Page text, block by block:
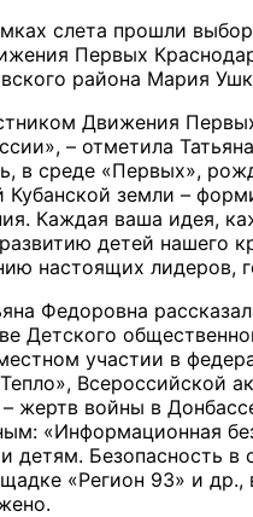
слета прошли
Первых
района Мария
Движения
– отметила
в среде «Первых»,
земли –
Каждая ваша идея,
детей нашего
настоящих лидеров,
Федоровна
Детского
участии в
Всероссийской
жертв войны в
«Информационная
детям. Безопасность
«Регион 93» и